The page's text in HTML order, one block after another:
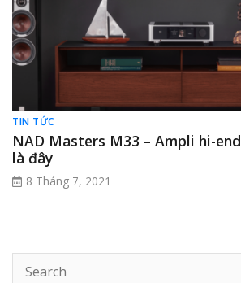
TIN TỨC
NAD Masters M33 – Ampli hi-
là đây
8 Tháng 7, 2021